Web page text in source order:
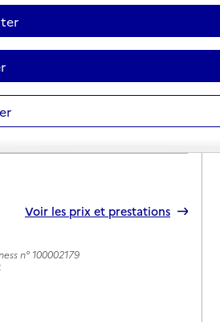
carte
Delatour
Voir les prix et prestations
n° 100002179